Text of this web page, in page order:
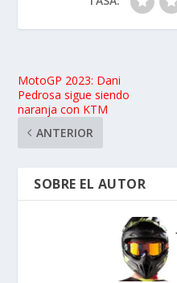
MotoGP 2023: Dani
Pedrosa sigue siendo
naranja con KTM
ANTERIOR
SOBRE EL AUTOR